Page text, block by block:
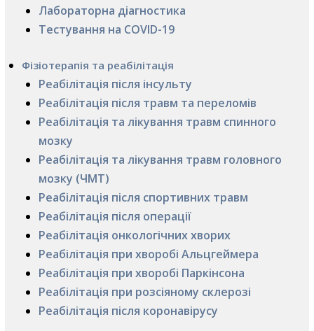
Лабораторна діагностика
Тестування на COVID-19
Фізіотерапія та реабілітація
Реабілітація після інсульту
Реабілітація після травм та переломів
Реабілітація та лікування травм спинного
мозку
Реабілітація та лікування травм головного
мозку (ЧМТ)
Реабілітація після спортивних травм
Реабілітація після операції
Реабілітація онкологічних хворих
Реабілітація при хворобі Альцгеймера
Реабілітація при хворобі Паркінсона
Реабілітація при розсіяному склерозі
Реабілітація після коронавірусу